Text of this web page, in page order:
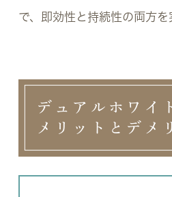
で、即効性と持続性の両方を
デュアルホワイ
メリットとデメ